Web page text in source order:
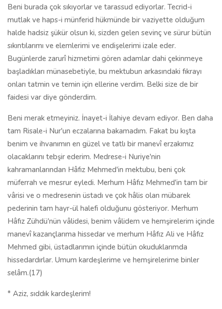
Beni burada çok sıkıyorlar ve tarassud ediyorlar. Tecrid-i
mutlak ve haps-i münferid hükmünde bir vaziyette olduğum
halde hadsiz şükür olsun ki, sizden gelen sevinç ve sürur bütün
sıkıntılarımı ve elemlerimi ve endişelerimi izale eder.
Bugünlerde zarurî hizmetimi gören adamlar dahi çekinmeye
başladıkları münasebetiyle, bu mektubun arkasındaki fıkrayı
onları tatmin ve temin için ellerine verdim. Belki size de bir
faidesi var diye gönderdim.
Beni merak etmeyiniz. İnayet-i İlahiye devam ediyor. Ben daha
tam Risale-i Nur'un eczalarına bakamadım. Fakat bu kışta
benim ve ihvanımın en güzel ve tatlı bir manevî erzakımız
olacaklarını tebşir ederim. Medrese-i Nuriye'nin
kahramanlarından Hâfız Mehmed'in mektubu, beni çok
müferrah ve mesrur eyledi. Merhum Hâfız Mehmed'in tam bir
vârisi ve o medresenin üstadı ve çok hâlis olan mübarek
pederinin tam hayr-ül halefi olduğunu gösteriyor. Merhum
Hâfız Zühdü'nün vâlidesi, benim vâlidem ve hemşirelerim içinde
manevî kazançlarıma hissedar ve merhum Hâfız Ali ve Hâfız
Mehmed gibi, üstadlarımın içinde bütün okuduklarımda
hissedardırlar. Umum kardeşlerime ve hemşirelerime binler
selâm.(17)
* Aziz, sıddık kardeşlerim!